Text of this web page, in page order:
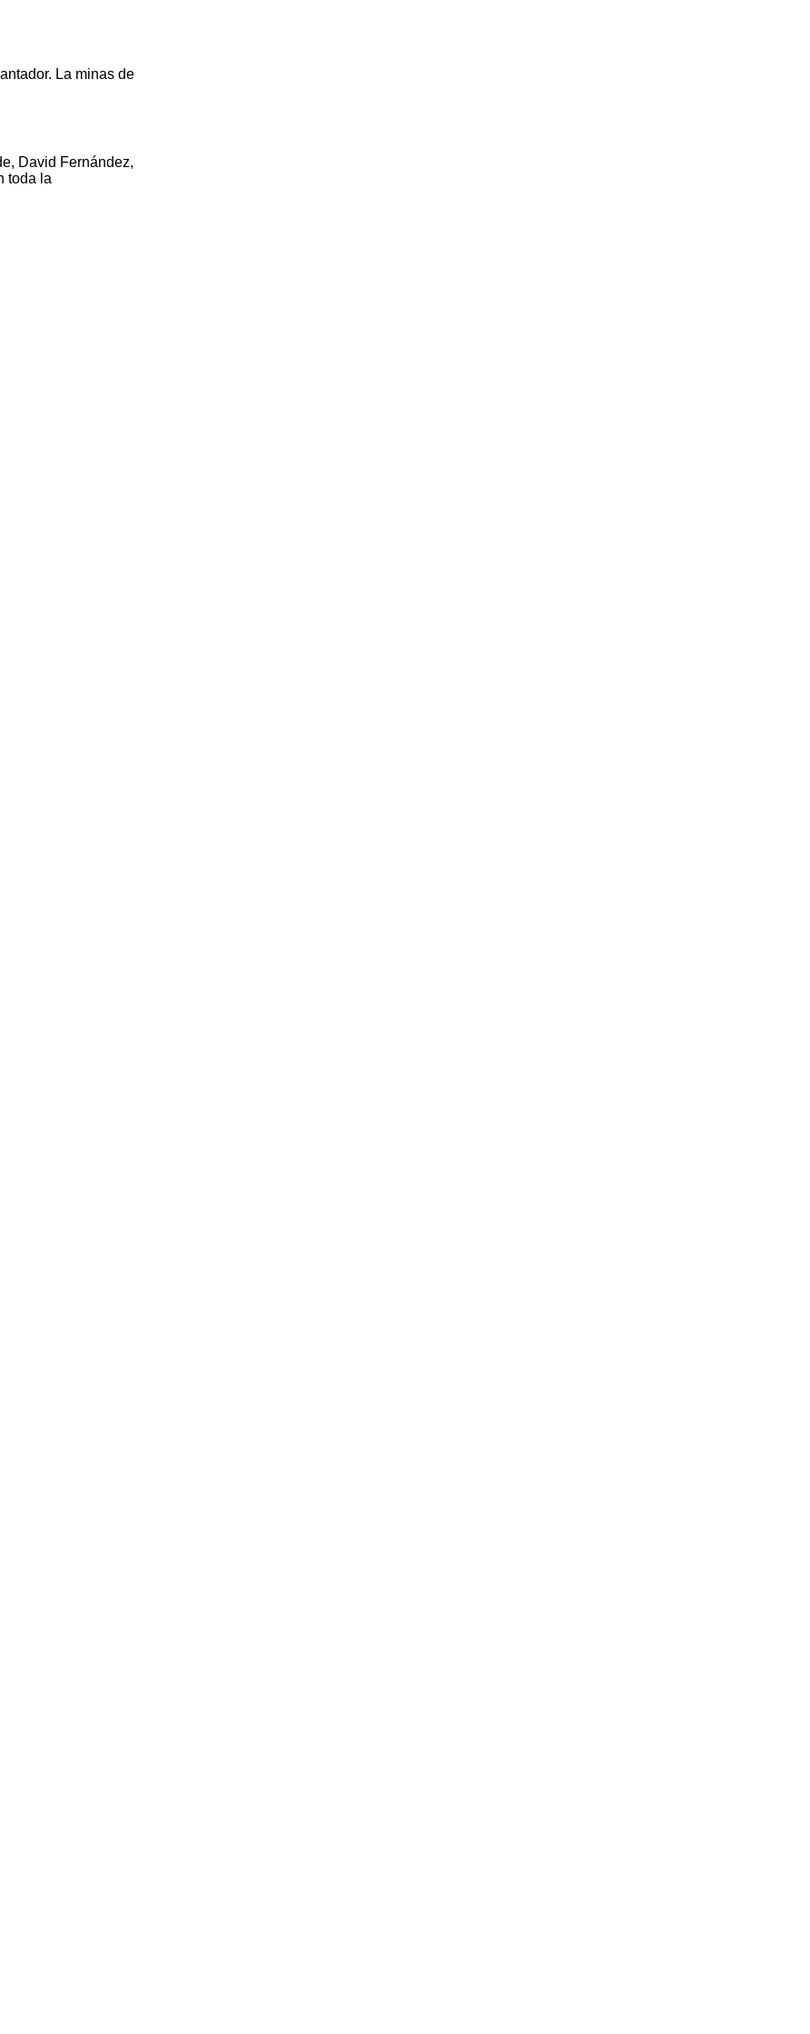
La minas de
David Fernández,
toda la